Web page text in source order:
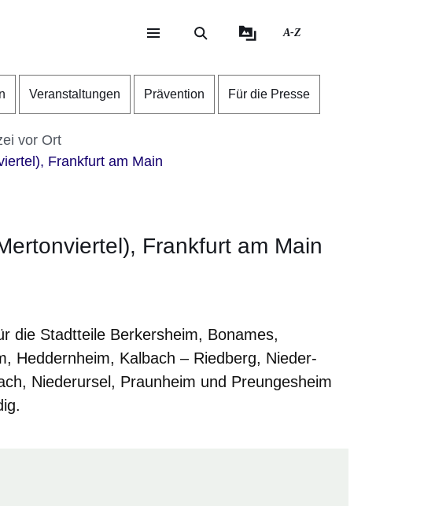
Seite
Seite
A-Z
Veranstaltungen Prävention Für die Presse
vor Ort
Frankfurt am Main
Frankfurt am Main
die Stadtteile Berkersheim, Bonames,
Heddernheim, Kalbach – Riedberg, Nieder-
Niederursel, Praunheim und Preungesheim